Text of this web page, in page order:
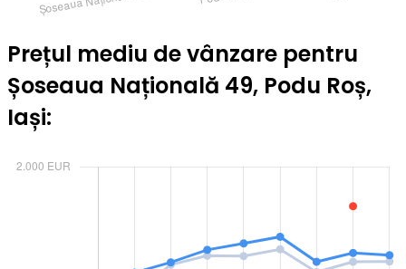
Prețul mediu de vânzare pentru
Șoseaua Națională 49, Podu Roș,
Iași: